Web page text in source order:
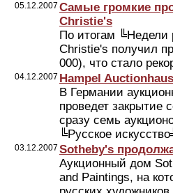
05.12.2007 Самые громкие
Christie's
По итогам ╚Недели
Christie's получил
000), что стало
04.12.2007 Hampel
В Германии
проведет закрытие
сразу семь
╚Русское
03.12.2007 Sotheby's
Аукционный дом
and Paintings, на